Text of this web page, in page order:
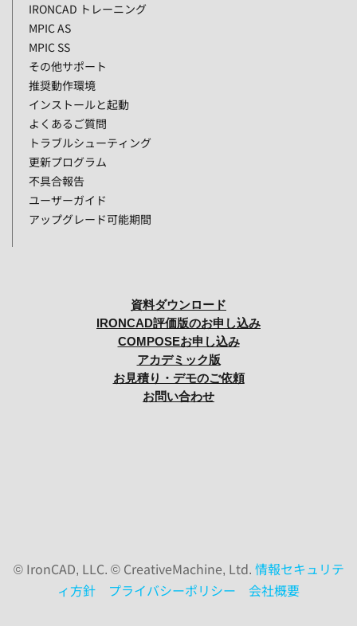
IRONCAD トレーニング
MPIC AS
MPIC SS
その他サポート
推奨動作環境
インストールと起動
よくあるご質問
トラブルシューティング
更新プログラム
不具合報告
ユーザーガイド
アップグレード可能期間
資料ダウンロード
IRONCAD評価版のお申し込み
COMPOSEお申し込み
アカデミック版
お見積り・デモのご依頼
お問い合わせ
© IronCAD, LLC. © CreativeMachine, Ltd. 情報セキュリテ
ィ方針
プライバシーポリシー 会社概要